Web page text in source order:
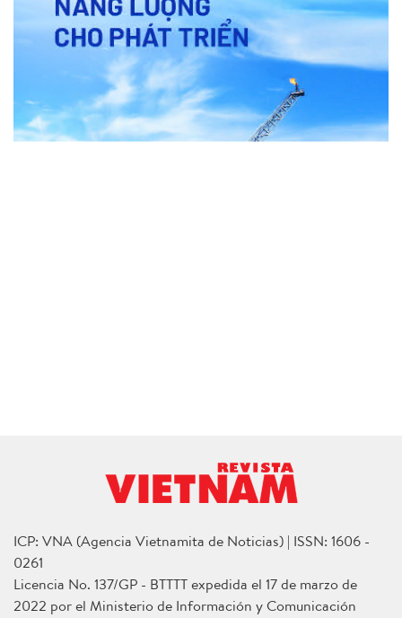
ICP: VNA (Agencia Vietnamita de Noticias) | ISSN: 1606 -
0261
Licencia No. 137/GP - BTTTT expedida el 17 de marzo de
2022 por el Ministerio de Información y Comunicación